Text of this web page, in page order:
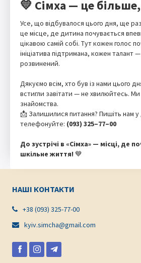
💛 Сімха — це
Усе, що відбувалося цього дня, ще
це місце, де дитина почувається
цікавою самій собі. Тут кожен голос
ініціатива підтримана, кожен талант
розвинений.
Дякуємо всім, хто був із нами цього
встигли завітати — не хвилюйтесь.
знайомства.
📩 Залишилися питання? Пишіть нам
телефонуйте: (093) 325–77–00
До зустрічі в «Сімха» — місці, де
шкільне життя! 💙
НАШІ КОНТАКТИ
 +38 (093) 325-77-00
 kyiv.simcha@gmail.com